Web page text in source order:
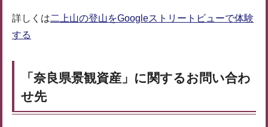
詳しくは二上山の登山をGoogleストリートビューで体験
する
「奈良県景観資産」に関するお問い合わ
せ先